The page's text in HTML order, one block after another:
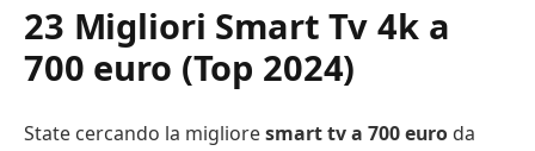
23 Migliori Smart Tv 4k a
700 euro (Top 2024)
State cercando la miglioresmart tv a 700 euro da